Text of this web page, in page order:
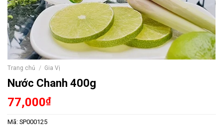
Trang chủ / Gia Vị
Nước Chanh 400g
77,000₫
Mã: SP000125